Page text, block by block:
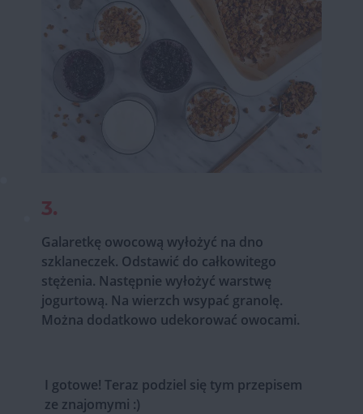
3.
Galaretkę owocową wyłożyć na dno
szklaneczek. Odstawić do całkowitego
stężenia. Następnie wyłożyć warstwę
jogurtową. Na wierzch wsypać granolę.
Można dodatkowo udekorować owocami.
I gotowe! Teraz podziel się tym przepisem
ze znajomymi :)